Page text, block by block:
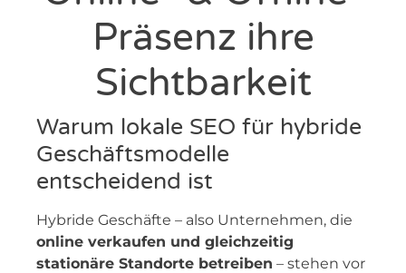
Präsenz ihre
Sichtbarkeit
Warum lokale SEO für hybride
Geschäftsmodelle
entscheidend ist
Hybride Geschäfte – also Unternehmen, die
online verkaufen und gleichzeitig
stationäre Standorte betreiben – stehen vor